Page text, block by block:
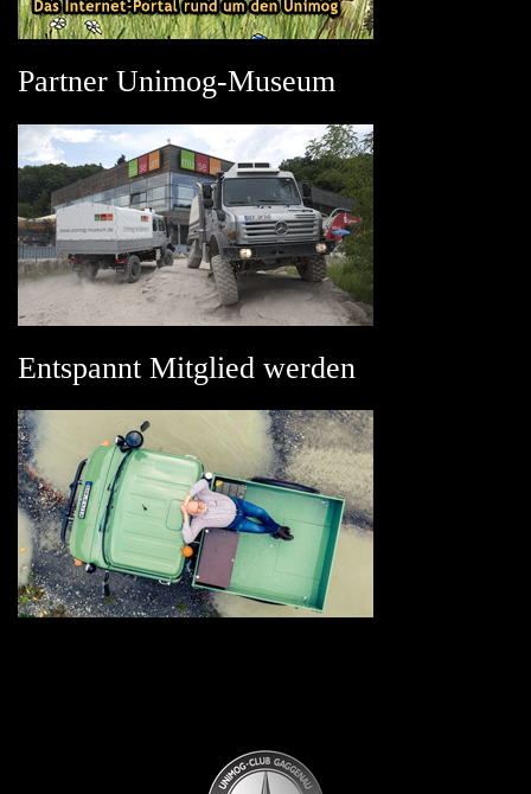
Partner Unimog-Museum
Entspannt Mitglied werden